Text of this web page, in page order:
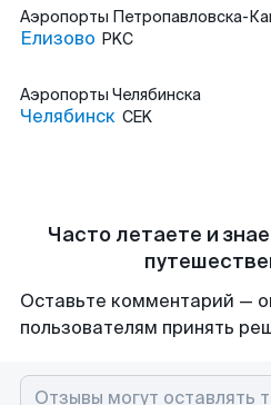
Аэропорты Петропавловска-
Елизово PKC
Аэропорты Челябинска
Челябинск CEK
Часто летаете и
Оставьте комментарий —
пользователям принять